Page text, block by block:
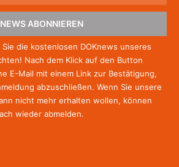
NEWS ABONNIEREN
die kostenlosen DOKnews unseres
Nach dem Klick auf den Button
E-Mail mit einem Link zur Bestätigung,
abzuschließen. Wenn Sie unsere
nicht mehr erhalten wollen, können
wieder abmelden.